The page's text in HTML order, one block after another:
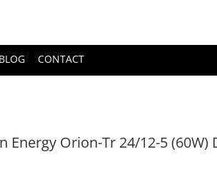
BLOG CONTACT
Energy Orion-Tr 24/12-5 (60W)